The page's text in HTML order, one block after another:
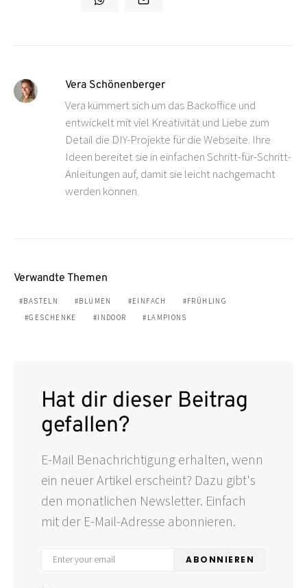
Vera Schönenberger
Vera kümmert sich um das Backoffice und
entwickelt mit viel Kreativität und Liebe zum
Detail die DIY-Projekte für die Webseite. Ihre
Ideen bereitet sie in einfachen Schritt-für-Schritt-
Anleitungen auf, damit sie leicht nachgemacht
werden können.
Verwandte Themen
BASTELN BLUMEN EINFACH
FRÜHLING
GESCHENKE
INDOOR LAMPIONS
Hat dir dieser Beitrag
gefallen?
E-Mail Benachrichtigung erhalten, wenn
ein neuer Artikel erscheint? Dazu gibt's
den monatlichen Newsletter. Einfach
mit der E-Mail-Adresse abonnieren.
ABONNIEREN